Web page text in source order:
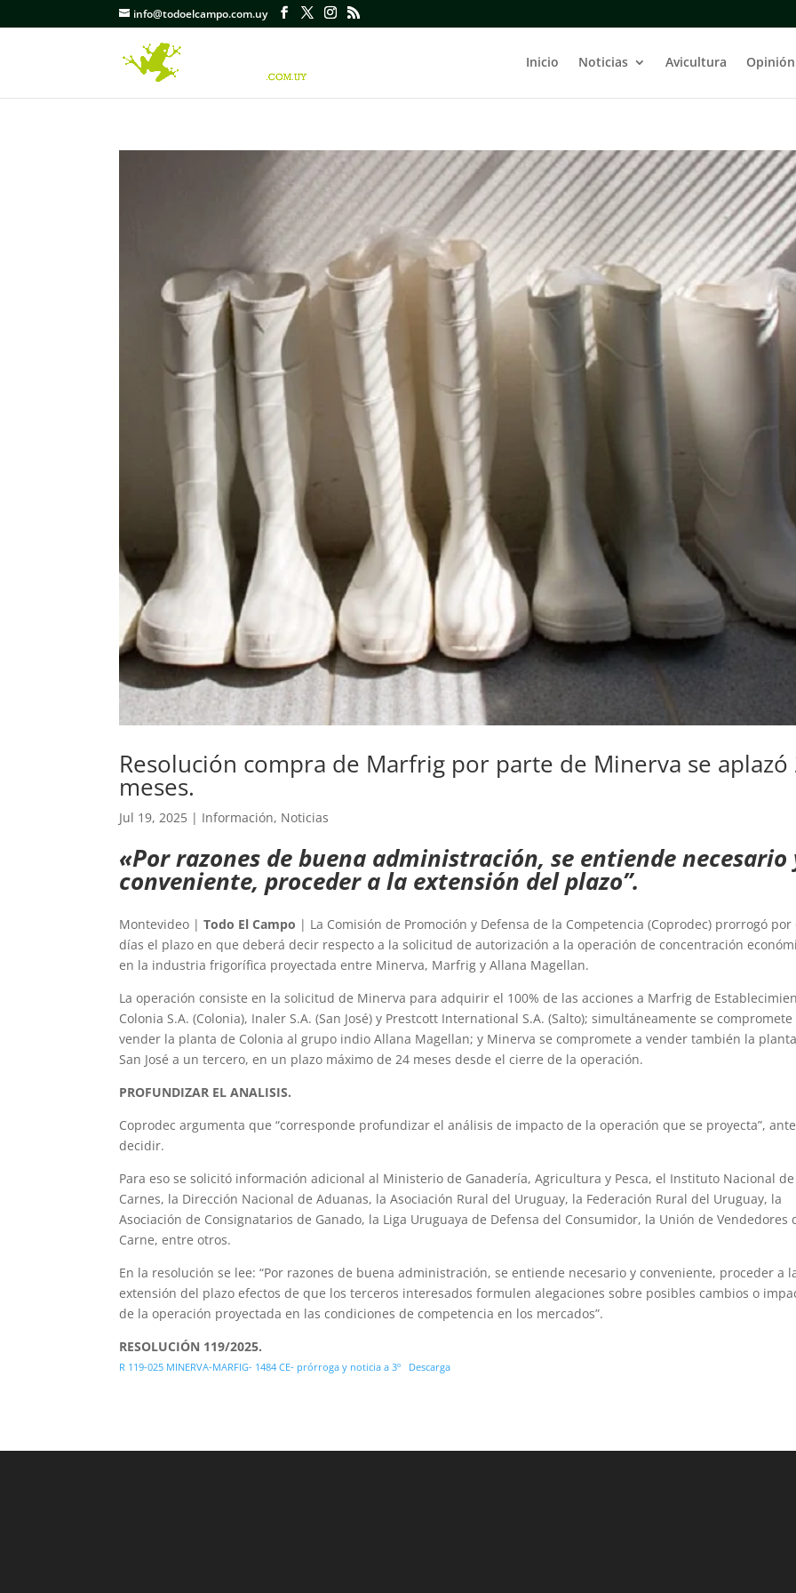
info@todoelcampo.com.uy
Inicio Noticias Avicultura Opinión
Resolución compra de Marfrig por parte de Minerva se aplazó
meses.
Jul 19, 2025 | Información, Noticias
«Por razones de buena administración, se entiende necesario
conveniente, proceder a la extensión del plazo”.
Montevideo |Todo El Campo | La Comisión de Promoción y Defensa de la Competencia (Coprodec) prorrogó por
días el plazo en que deberá decir respecto a la solicitud de autorización a la operación de concentración
en la industria frigorífica proyectada entre Minerva, Marfrig y Allana Magellan.
La operación consiste en la solicitud de Minerva para adquirir el 100% de las acciones a Marfrig de
Colonia S.A. (Colonia), Inaler S.A. (San José) y Prestcott International S.A. (Salto); simultáneamente se compromete
vender la planta de Colonia al grupo indio Allana Magellan; y Minerva se compromete a vender también la
San José a un tercero, en un plazo máximo de 24 meses desde el cierre de la operación.
PROFUNDIZAR EL ANALISIS.
Coprodec argumenta que “corresponde profundizar el análisis de impacto de la operación que se proyecta”,
decidir.
Para eso se solicitó información adicional al Ministerio de Ganadería, Agricultura y Pesca, el Instituto Nacional de
Carnes, la Dirección Nacional de Aduanas, la Asociación Rural del Uruguay, la Federación Rural del Uruguay, la
Asociación de Consignatarios de Ganado, la Liga Uruguaya de Defensa del Consumidor, la Unión de Vendedores
Carne, entre otros.
En la resolución se lee: “Por razones de buena administración, se entiende necesario y conveniente, proceder a
extensión del plazo efectos de que los terceros interesados formulen alegaciones sobre posibles cambios o
de la operación proyectada en las condiciones de competencia en los mercados”.
RESOLUCIÓN 119/2025.
R 119-025 MINERVA-MARFIG- 1484 CE- prórroga y noticia a 3º Descarga